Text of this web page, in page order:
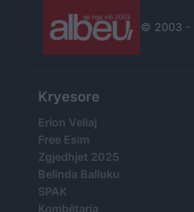
© 2003 -
Kryesore
Erion Veliaj
Free Esim
Zgjedhjet 2025
Belinda Balluku
SPAK
Kombëtarja